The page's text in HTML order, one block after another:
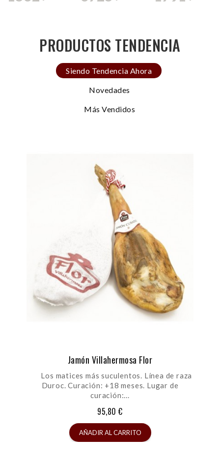
PRODUCTOS TENDENCIA
Siendo Tendencia Ahora
Novedades
Más Vendidos
Jamón Villahermosa Flor
Los matices más suculentos. Línea de raza
Duroc. Curación: +18 meses. Lugar de
curación:...
95,80 €
AÑADIR AL CARRITO